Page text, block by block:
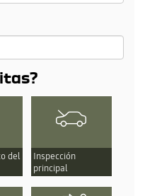
del
Inspección
principal